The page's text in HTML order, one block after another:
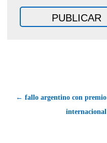
← fallo argentino con premio
internacional